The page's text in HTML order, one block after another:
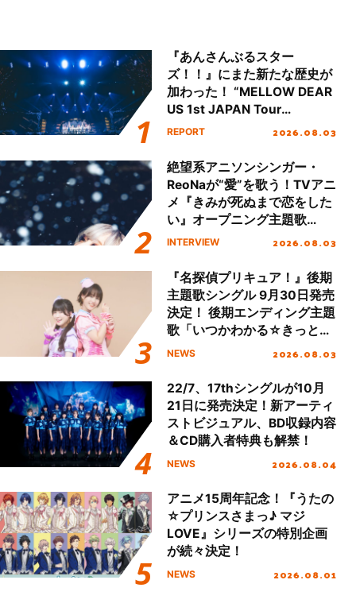
『あんさんぶるスター
ズ！！』にまた新たな歴史が
加わった！ “MELLOW DEAR
US 1st JAPAN Tour
Final「NICE to meet YOU
ート!!
REPORT 2026.08.03
絶望系アニソンシンガー・
ReoNaが“愛”を歌う！TVアニ
メ『きみが死ぬまで恋をした
い』オープニング主題歌
「Amore」インタビュー
INTERVIEW 2026.08.03
『名探偵プリキュア！』後期
主題歌シングル 9月30日発売
決定！ 後期エンディング主題
歌「いつかわかる☆きっとあ
える」TVサイズ先行配信開
NEWS 2026.08.03
22/7、17thシングルが10月
21日に発売決定！新アーティ
ストビジュアル、BD収録内容
＆CD購入者特典も解禁！
NEWS 2026.08.04
アニメ15周年記念！『うたの
☆プリンスさまっ♪ マジ
LOVE』シリーズの特別企画
が続々決定！
NEWS 2026.08.01